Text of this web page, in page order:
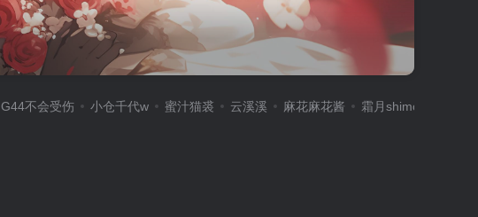
G44不会受伤 小仓千代w 蜜汁猫裘 云溪溪 麻花麻花酱 霜月shimo